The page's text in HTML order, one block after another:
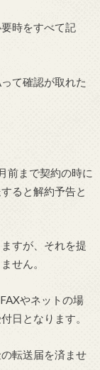
時をすべて記
て確認が取れた
前まで契約の時に
ると解約予告と
すが、それを提
せん。
やネットの場
日となります。
転送届を済ませ